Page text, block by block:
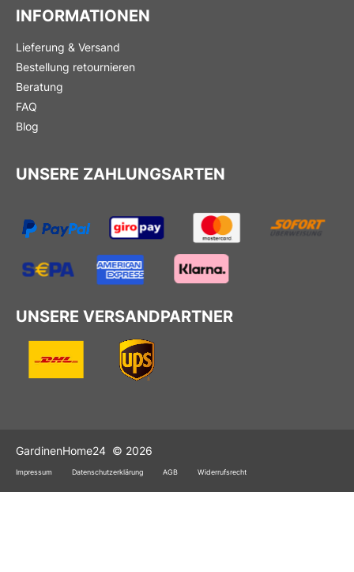
INFORMATIONEN
Lieferung & Versand
Bestellung retournieren
Beratung
FAQ
Blog
UNSERE ZAHLUNGSARTEN
UNSERE VERSANDPARTNER
GardinenHome24 © 2026
Impressum Datenschutzerklärung AGB Widerrufsrecht